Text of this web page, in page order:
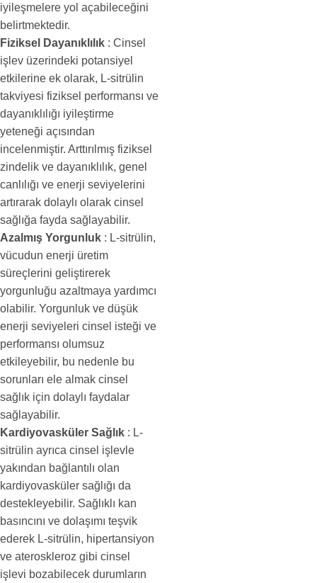
iyileşmelere yol açabileceğini
belirtmektedir.
Fiziksel Dayanıklılık : Cinsel
işlev üzerindeki potansiyel
etkilerine ek olarak, L-sitrülin
takviyesi fiziksel performansı ve
dayanıklılığı iyileştirme
yeteneği açısından
incelenmiştir. Arttırılmış fiziksel
zindelik ve dayanıklılık, genel
canlılığı ve enerji seviyelerini
artırarak dolaylı olarak cinsel
sağlığa fayda sağlayabilir.
Azalmış Yorgunluk : L-sitrülin,
vücudun enerji üretim
süreçlerini geliştirerek
yorgunluğu azaltmaya yardımcı
olabilir. Yorgunluk ve düşük
enerji seviyeleri cinsel isteği ve
performansı olumsuz
etkileyebilir, bu nedenle bu
sorunları ele almak cinsel
sağlık için dolaylı faydalar
sağlayabilir.
Kardiyovasküler Sağlık : L-
sitrülin ayrıca cinsel işlevle
yakından bağlantılı olan
kardiyovasküler sağlığı da
destekleyebilir. Sağlıklı kan
basıncını ve dolaşımı teşvik
ederek L-sitrülin, hipertansiyon
ve ateroskleroz gibi cinsel
işlevi bozabilecek durumların